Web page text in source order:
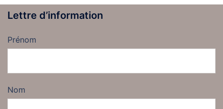
Lettre d’information
Prénom
Nom